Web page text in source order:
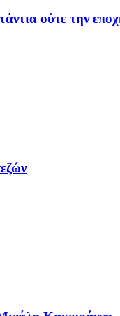
ούτε την